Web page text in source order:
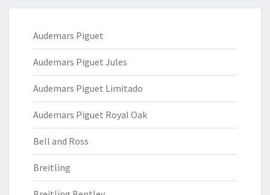
Audemars Piguet
Audemars Piguet Jules
Audemars Piguet Limitado
Audemars Piguet Royal Oak
Bell and Ross
Breitling